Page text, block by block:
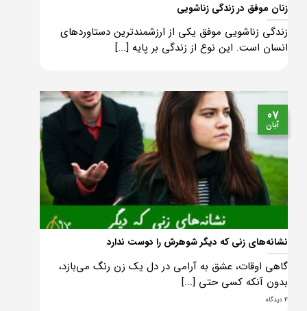
زنان موفق در زندگی زناشویی
زندگی زناشویی موفق یکی از ارزشمندترین دستاوردهای
انسان است. این نوع از زندگی بر پایه [...]
نشانه‌های زنی که دیگر شوهرش را دوست ندارد
گاهی اوقات، عشق به آرامی در دل یک زن رنگ می‌بازد،
بدون آنکه کسی حتی [...]
4 دیدگاه
07
آبان